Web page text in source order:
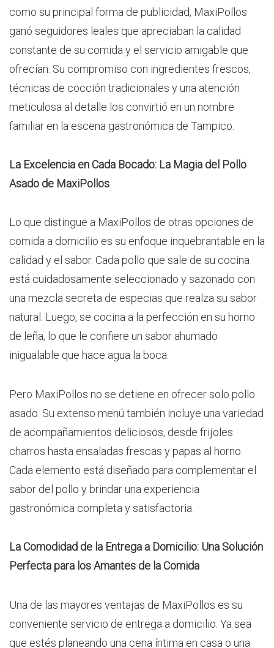
como su principal forma de publicidad, MaxiPollos
ganó seguidores leales que apreciaban la calidad
constante de su comida y el servicio amigable que
ofrecían. Su compromiso con ingredientes frescos,
técnicas de cocción tradicionales y una atención
meticulosa al detalle los convirtió en un nombre
familiar en la escena gastronómica de Tampico.
La Excelencia en Cada Bocado: La Magia del Pollo
Asado de MaxiPollos
Lo que distingue a MaxiPollos de otras opciones de
comida a domicilio es su enfoque inquebrantable en la
calidad y el sabor. Cada pollo que sale de su cocina
está cuidadosamente seleccionado y sazonado con
una mezcla secreta de especias que realza su sabor
natural. Luego, se cocina a la perfección en su horno
de leña, lo que le confiere un sabor ahumado
inigualable que hace agua la boca.
Pero MaxiPollos no se detiene en ofrecer solo pollo
asado. Su extenso menú también incluye una variedad
de acompañamientos deliciosos, desde frijoles
charros hasta ensaladas frescas y papas al horno.
Cada elemento está diseñado para complementar el
sabor del pollo y brindar una experiencia
gastronómica completa y satisfactoria.
La Comodidad de la Entrega a Domicilio: Una Solución
Perfecta para los Amantes de la Comida
Una de las mayores ventajas de MaxiPollos es su
conveniente servicio de entrega a domicilio. Ya sea
que estés planeando una cena íntima en casa o una